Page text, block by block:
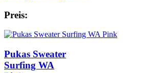
Preis:
Pukas Sweater
Surfing WA